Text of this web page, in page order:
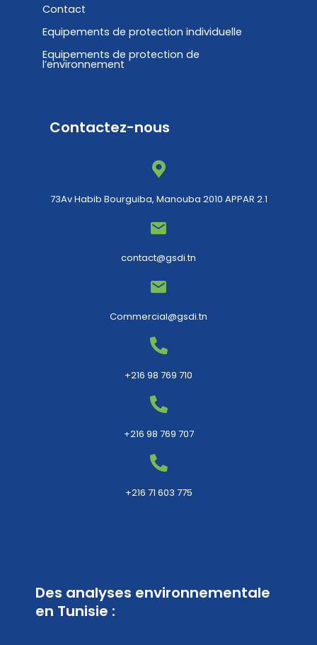
Contact
Equipements de protection individuelle
Equipements de protection de
l’environnement
Contactez-nous
73Av Habib Bourguiba, Manouba 2010 APPAR 2.1
contact@gsdi.tn
Commercial@gsdi.tn
+216 98 769 710
+216 98 769 707
+216 71 603 775
Des analyses environnementale
en Tunisie :